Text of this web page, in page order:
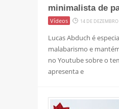
minimalista de
Vídeos 14 DE
Lucas Abduch é
malabarismo e
no Youtube sobre o
apresenta e